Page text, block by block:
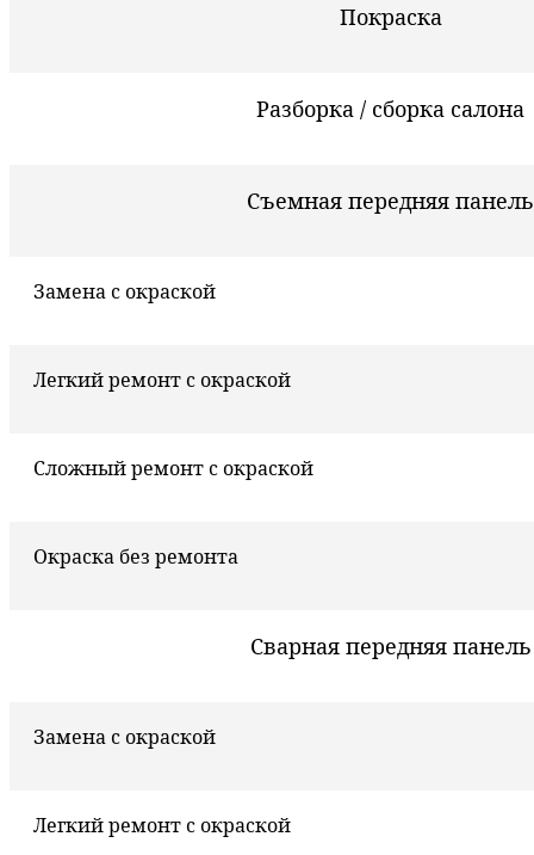
Покраска
Разборка / сборка салона
Съемная передняя панель
Замена с окраской
Легкий ремонт с окраской
Сложный ремонт с окраской
Окраска без ремонта
Сварная передняя панель
Замена с окраской
Легкий ремонт с окраской